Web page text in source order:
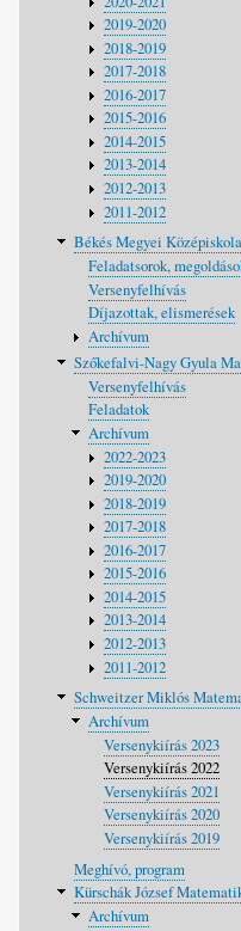
2019-2020
2018-2019
2017-2018
2016-2017
2015-2016
2014-2015
2013-2014
2012-2013
2011-2012
Békés Megyei
Feladatsorok,
Versenyfelhívás
Díjazottak, elismerések
Archívum
Szőkefalvi-Nagy Gyula
Versenyfelhívás
Feladatok
Archívum
2022-2023
2019-2020
2018-2019
2017-2018
2016-2017
2015-2016
2014-2015
2013-2014
2012-2013
2011-2012
Schweitzer Miklós
Archívum
Versenykiírás 2023
Versenykiírás 2022
Versenykiírás 2021
Versenykiírás 2020
Versenykiírás 2019
Meghívó, program
Kürschák József
Archívum